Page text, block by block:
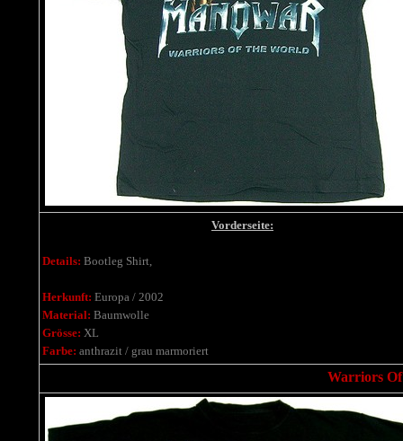
Vorderseite:
Details: Bootleg Shirt,
Herkunft: Europa / 2002
Material: Baumwolle
Grösse: XL
Farbe: anthrazit / grau marmoriert
Warriors